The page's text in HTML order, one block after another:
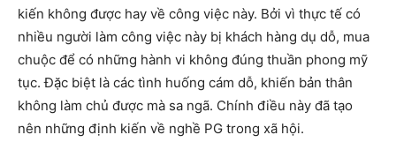
kiến không được hay về công việc này. Bởi vì thực tế có
nhiều người làm công việc này bị khách hàng dụ dỗ, mua
chuộc để có những hành vi không đúng thuần phong mỹ
tục. Đặc biệt là các tình huống cám dỗ, khiến bản thân
không làm chủ được mà sa ngã. Chính điều này đã tạo
nên những định kiến về nghề PG trong xã hội.